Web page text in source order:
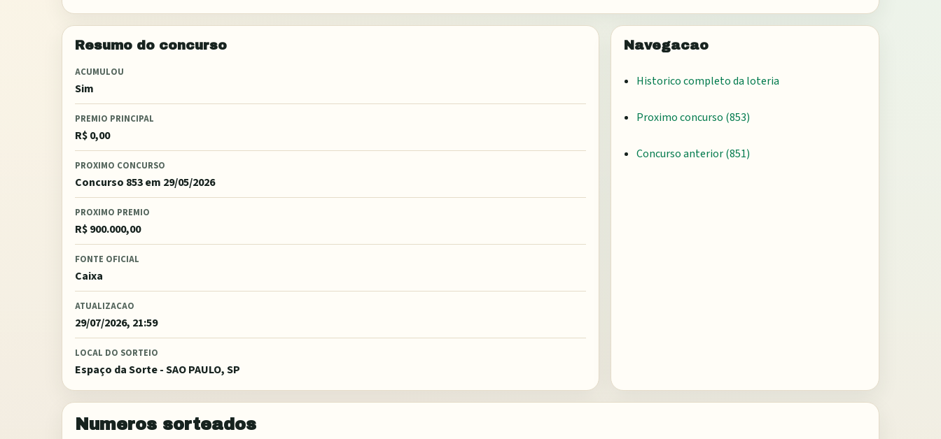
Resumo do concurso
ACUMULOU
Sim
PREMIO PRINCIPAL
R$ 0,00
PROXIMO CONCURSO
Concurso 853em 29/05/2026
PROXIMO PREMIO
R$ 900.000,00
FONTE OFICIAL
Caixa
ATUALIZACAO
29/07/2026, 21:59
LOCAL DO SORTEIO
Espaço da Sorte - SAO PAULO, SP
Navegacao
Historico completo da loteria
Proximo concurso (853)
Concurso anterior (851)
Numeros sorteados